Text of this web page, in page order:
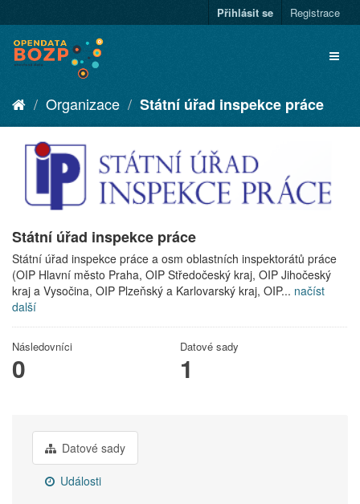
Přihlásit se Registrace
Organizace Státní úřad inspekce práce
Státní úřad inspekce práce
Státní úřad inspekce práce a osm oblastních inspektorátů práce
(OIP Hlavní město Praha, OIP Středočeský kraj, OIP Jihočeský
kraj a Vysočina, OIP Plzeňský a Karlovarský kraj, OIP... načíst
další
Následovníci
0
Datové sady
1
Datové sady
Události